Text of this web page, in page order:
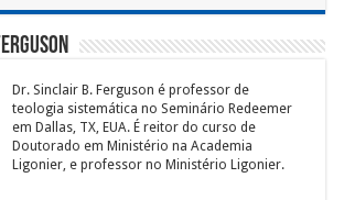
Dr. Sinclair B. Ferguson é professor de
teologia sistemática no Seminário Redeemer
em Dallas, TX, EUA. É reitor do curso de
Doutorado em Ministério na Academia
Ligonier, e professor no Ministério Ligonier.